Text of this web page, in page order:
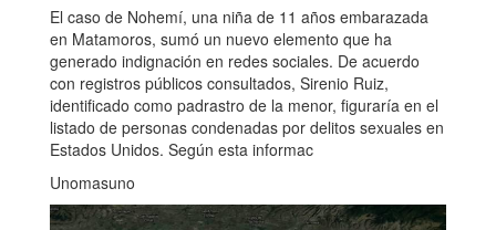
El caso de Nohemí, una niña de 11 años embarazada
en Matamoros, sumó un nuevo elemento que ha
generado indignación en redes sociales. De acuerdo
con registros públicos consultados, Sirenio Ruiz,
identificado como padrastro de la menor, figuraría en el
listado de personas condenadas por delitos sexuales en
Estados Unidos. Según esta informac
Unomasuno